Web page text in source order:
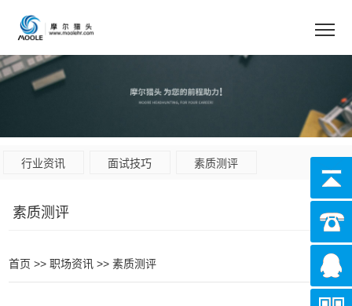
行业资讯 面试技巧 素质测评
素质测评
首页 >>职场资讯 >>素质测评